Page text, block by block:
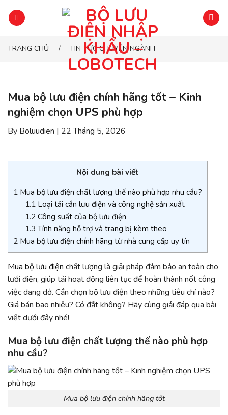
đến
nộiTRANG CHỦ / TIN TỨC CHUYÊN NGÀNH
Mua bộ lưu điện chính hãng tốt – Kinh
nghiệm chọn UPS phù hợp
By Boluudien | 22 Tháng 5, 2026
Nội dung bài viết
1 Mua bộ lưu điện chất lượng thế nào phù hợp nhu cầu?
1.1Loại tải cần lưu điện và công nghệ sản xuất
1.2Công suất của bộ lưu điện
1.3 Tính năng hỗ trợ và trang bị kèm theo
2 Mua bộ lưu điện chính hãng từ nhà cung cấp uy tín
Mua bộ lưu điện chất lượng là giải pháp đảm bảo an toàn cho
lưới điện, giúp tải hoạt động liên tục để hoàn thành nốt công
việc dang dở. Cần chọn bộ lưu điện theo những tiêu chí nào?
Giá bán bao nhiêu? Có đắt không? Hãy cùng giải đáp qua bài
viết dưới đây nhé!
Mua bộ lưu điện chất lượng thế nào phù hợp
nhu cầu?
Mua bộ lưu điện chính hãng tốt